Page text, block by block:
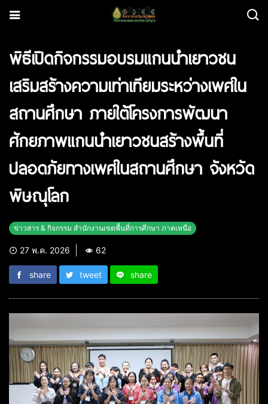
พิธีเปิดกิจกรรมอบรมแกนนำเยาวชน
เสริมสร้างความเท่าเทียมระหว่างเพศใน
สถานศึกษา ภายใต้โครงการพัฒนา
ศักยภาพแกนนำเยาวชนสร้างพื้นที่
ปลอดภัยทางเพศในสถานศึกษา จังหวัด
พิษณุโลก
ข่าวสาร & กิจกรรม สำนักงานเขตพื้นที่การศึกษา ภาคเหนือ
27 พ.ค. 2026 62
share tweet share